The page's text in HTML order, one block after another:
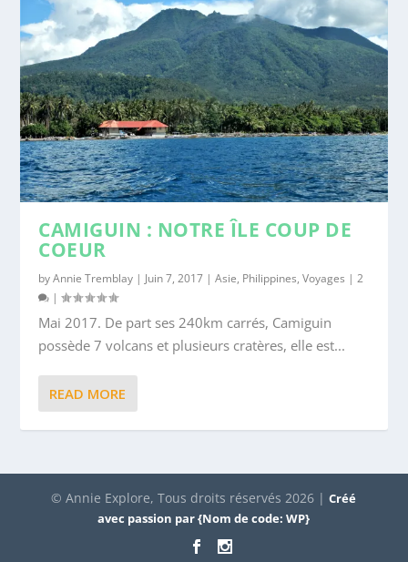
CAMIGUIN : NOTRE ÎLE COUP DE
COEUR
byAnnie Tremblay | Juin 7, 2017 |Asie, Philippines,Voyages |2
|
Mai 2017. De part ses 240km carrés, Camiguin
possède 7 volcans et plusieurs cratères, elle est...
READ MORE
© Annie Explore, Tous droits réservés 2026 |Créé
avec passion par {Nom de code: WP}